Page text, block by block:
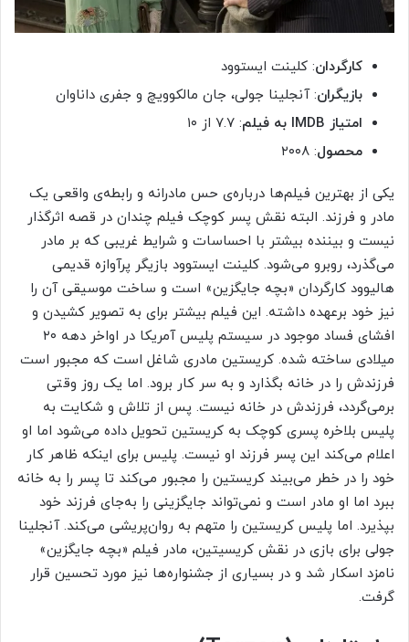
کارگردان: کلینت ایستوود
بازیگران: آنجلینا جولی، جان مالکوویچ و جفری داناوان
امتیاز IMDB به فیلم
: ۷.۷ از ۱۰
محصول: ۲۰۰۸
یکی از بهترین فیلم‌ها درباره‌ی حس مادرانه و رابطه‌ی واقعی یک
مادر و فرزند. البته نقش پسر کوچک فیلم چندان در قصه اثرگذار
نیست و بیننده بیشتر با احساسات و شرایط غریبی که بر مادر
می‌گذرد، روبرو می‌شود. کلینت ایستوود بازیگر پرآوازه قدیمی
هالیوود کارگردان «بچه جایگزین» است و ساخت موسیقی آن را
نیز خود برعهده داشته. این فیلم بیشتر برای به تصویر کشیدن و
افشای فساد موجود در سیستم پلیس آمریکا در اواخر دهه ۲۰
میلادی ساخته شده. کریستین مادری شاغل است که مجبور است
فرزندش را در خانه بگذارد و به سر کار برود. اما یک روز وقتی
برمی‌گردد، فرزندش در خانه نیست. پس از تلاش و شکایت به
پلیس بلاخره پسری کوچک به کریستین تحویل داده می‌شود اما او
اعلام می‌کند این پسر فرزند او نیست. پلیس برای اینکه ظاهر کار
خود را در خطر می‌بیند کریستین را مجبور می‌کند تا پسر را به خانه
ببرد اما او مادر است و نمی‌تواند جایگزینی را به‌جای فرزند خود
بپذیرد. اما پلیس کریستین را متهم به روان‌پریشی می‌کند. آنجلینا
جولی برای بازی در نقش کریسیتین، مادر فیلم «بچه جایگزین»
نامزد اسکار شد و در بسیاری از جشنواره‌ها نیز مورد تحسین قرار
گرفت.